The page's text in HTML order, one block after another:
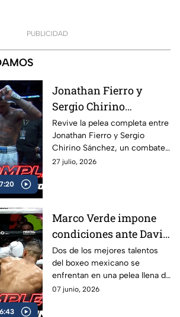
PUBLICIDAD
Jonathan Fierro y
Sergio Chirino
protagonizan una
guerra sobre el ring
Revive la pelea completa entre
Jonathan Fierro y Sergio
Chirino Sánchez, un combate
lleno de intensidad,
27 julio, 2026
Marco Verde impone
condiciones ante David
Camacho en una
intensa batalla de Box
Azteca
Dos de los mejores talentos
del boxeo mexicano se
enfrentan en una pelea llena de
acción, potencia y grandes
07 junio, 2026